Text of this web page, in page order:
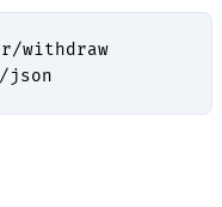
withdraw